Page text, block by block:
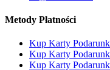
Metody Płatności
Kup Karty
Kup Karty
Kup Karty